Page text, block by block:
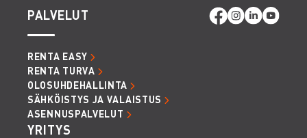
PALVELUT
RENTA EASY
RENTA TURVA
OLOSUHDEHALLINTA
SÄHKÖISTYS JA VALAISTUS
ASENNUSPALVELUT
YRITYS